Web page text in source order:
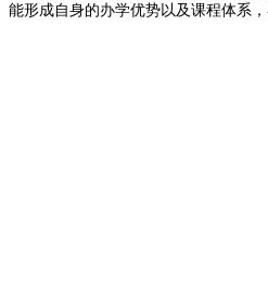
能形成自身的办学优势以及课程体系